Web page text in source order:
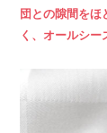
団との隙間をほ
く、オールシー